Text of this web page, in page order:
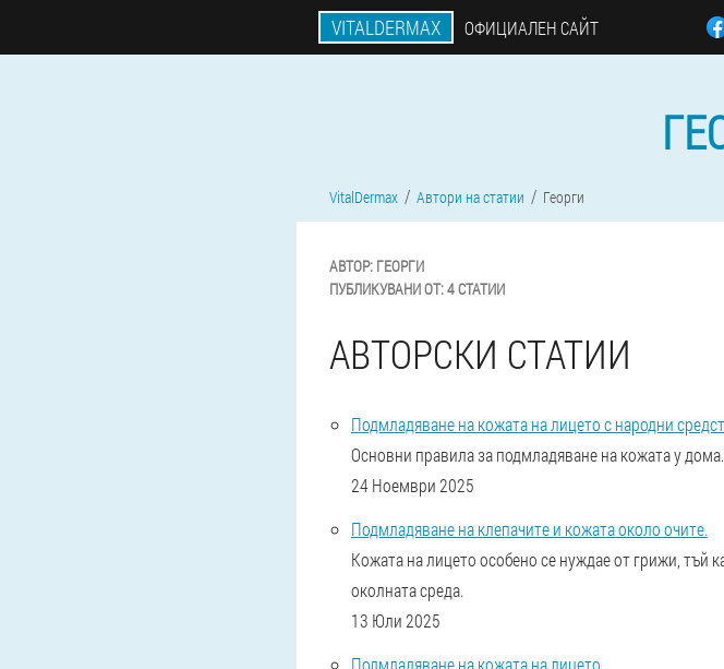
VITALDERMAX ОФИЦИАЛЕН САЙТ
VitalDermax Автори на статии Георги
АВТОР: ГЕОРГИ
ПУБЛИКУВАНИ ОТ:4 СТАТИИ
АВТОРСКИ СТАТИИ
Подмладяване на кожата на лицето с народни
Основни правила за подмладяване на кожата у
24 Ноември 2025
Подмладяване на клепачите и кожата около очите.
Кожата на лицето особено се нуждае от грижи, тъй
околната среда.
13 Юли 2025
Подмладяване на кожата на лицето